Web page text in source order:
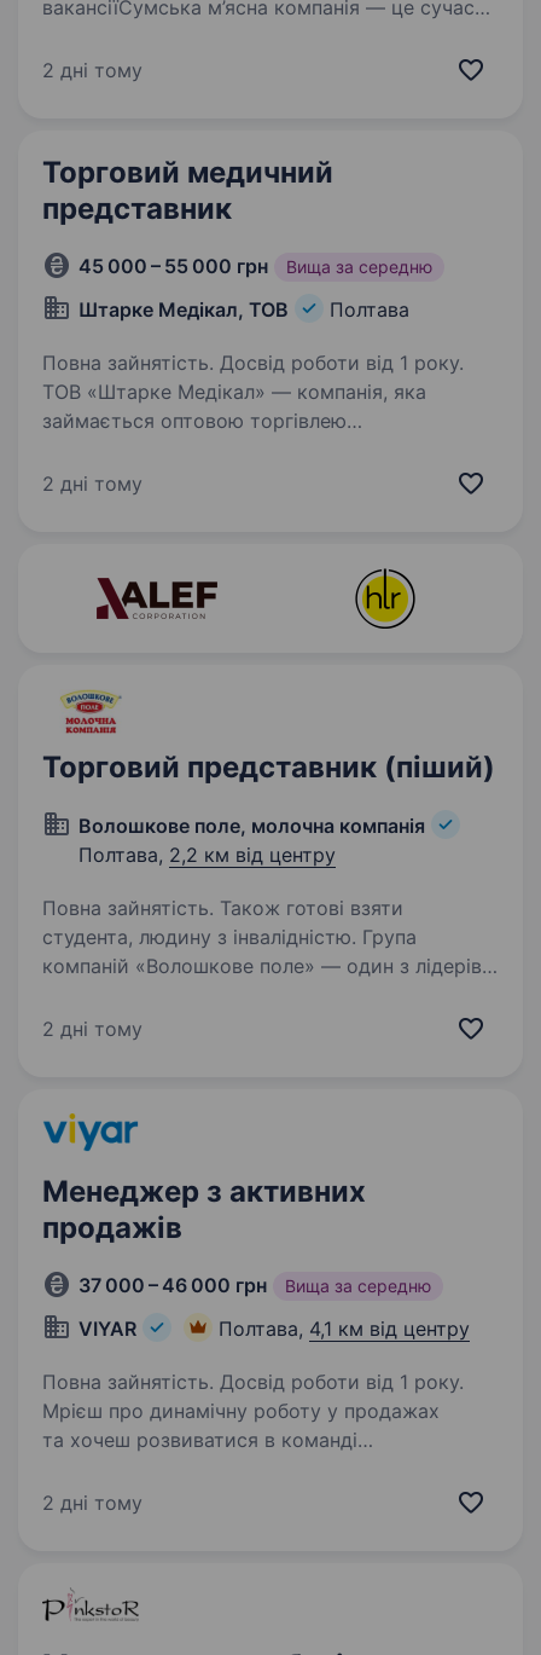
вакансіїСумська м’ясна компанія — це сучасне
виробництвом високоякісних м’ясо-ковбасних
2 дні тому
Торговий медичний
представник
45 000 – 55 000 грн Вища за середню
Штарке Медікал, ТОВ Полтава
Повна зайнятість. Досвід роботи від 1 року.
ТОВ «Штарке Медікал» — компанія, яка
займається оптовою торгівлею
призначення для лікування ран та цукрового
2 дні тому
Торговий представник (піший)
Волошкове поле, молочна компанія
Полтава, 2,2 км від центру
Повна зайнятість. Також готові взяти
студента, людину з інвалідністю. Група
компаній «Волошкове поле» — один з лідерів
запрошує на постійну роботу Торгового
та розширення…
2 дні тому
Менеджер з активних
продажів
37 000 – 46 000 грн Вища за середню
VIYAR Полтава, 4,1 км від центру
Повна зайнятість. Досвід роботи від 1 року.
Мрієш про динамічну роботу у продажах
та хочеш розвиватися в команді
та досягати результатів? Тоді ця вакансія для
2 дні тому